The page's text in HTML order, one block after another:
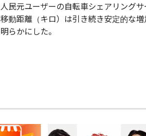
民元ユーザーの自転車シェアリングサ
動距離（キロ）は引き続き安定的な増
らかにした。